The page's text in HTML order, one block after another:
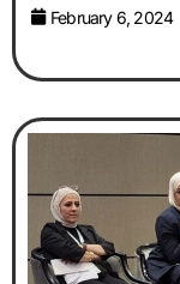
February 6, 2024